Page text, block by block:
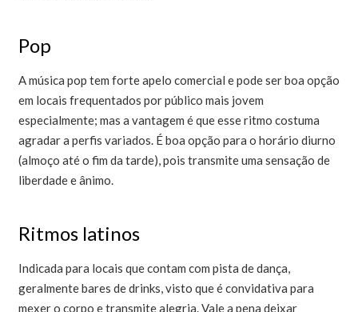
Pop
A música pop tem forte apelo comercial e pode ser boa opção
em locais frequentados por público mais jovem
especialmente; mas a vantagem é que esse ritmo costuma
agradar a perfis variados. É boa opção para o horário diurno
(almoço até o fim da tarde), pois transmite uma sensação de
liberdade e ânimo.
Ritmos latinos
Indicada para locais que contam com pista de dança,
geralmente bares de drinks, visto que é convidativa para
mexer o corpo e transmite alegria. Vale a pena deixar